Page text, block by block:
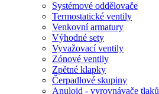
Systémové oddělovače
Termostatické ventily
Venkovní armatury
Výhodné sety
Vyvažovací ventily
Zónové ventily
Zpětné klapky
Čerpadlové skupiny
Anuloid - vyrovnávače tlaků